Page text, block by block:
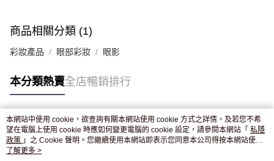
商品相關分類 (1)
彩妝產品 眼部彩妝 眼影
本分類熱賣全店暢銷排行
熱門標籤
熱銷排行
本網站中使用 cookie，欲查詢有關本網站使用 cookie 方式之詳情，及若您不希
望在電腦上使用 cookie 時應如何變更電腦的 cookie 設定，請參閱本網站「 私隱
政策 」之 Cookie 聲明。您繼續使用本網站即表示您同意本公司得按本網站使用
條款之 Cookie 聲明使用 cookie。
了解更多 >